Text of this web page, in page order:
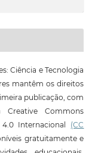
Ciência e Tecnologia
mantêm os direitos
publicação, com
Commons
4.0 Internacional (CC
gratuitamente e